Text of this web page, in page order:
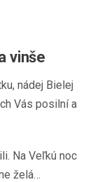
vinše
nádej Bielej
Vás posilní a
Na Veľkú noc
želá…